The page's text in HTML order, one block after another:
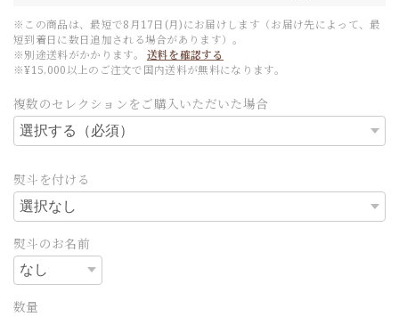
※この商品は、最短で8月17日(月)にお届けします（お届け先によって、最
短到着日に数日追加される場合があります）。
※別途送料がかかります。
送料を確認する
※¥15,000以上のご注文で国内送料が無料になります。
複数のセレクションをご購入いただいた場合
熨斗を付ける
熨斗のお名前
数量